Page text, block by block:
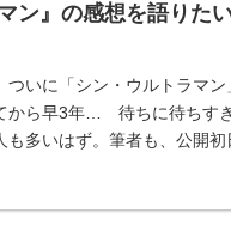
ン』の感想を語りた
ついに「シン・ウルトラマ
から早3年… 待ちに待ちす
多いはず。筆者も、公開初
一般の視聴者受けを狙った